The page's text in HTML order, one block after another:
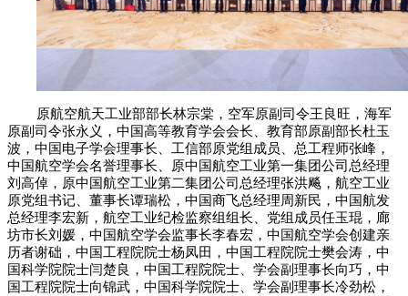
原航空航天工业部部长林宗棠，空军原副司令王良旺，海军
原副司令张永义，中国高等教育学会会长、教育部原副部长杜玉
波，中国电子学会理事长、工信部原党组成员、总工程师张峰，
中国航空学会名誉理事长、原中国航空工业第一集团公司总经理
刘高倬，原中国航空工业第二集团公司总经理张洪飚，航空工业
原党组书记、董事长谭瑞松，中国商飞总经理周新民，中国航发
总经理李宏新，航空工业纪检监察组组长、党组成员任玉琨，廊
坊市长刘媛，中国航空学会监事长李春宏，中国航空学会创建亲
历者谢础，中国工程院院士杨凤田，中国工程院院士樊会涛，中
国科学院院士闫楚良，中国工程院院士、学会副理事长向巧，中
国工程院院士向锦武，中国科学院院士、学会副理事长冷劲松，